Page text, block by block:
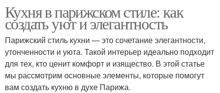
Кухня в парижском стиле: как
создать уют и элегантность
Парижский стиль кухни — это сочетание элегантности,
утонченности и уюта. Такой интерьер идеально подходит
для тех, кто ценит комфорт и изящество. В этой статье
мы рассмотрим основные элементы, которые помогут
вам создать кухню в духе Парижа.